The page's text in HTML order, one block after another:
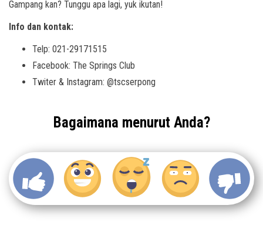
Gampang kan? Tunggu apa lagi, yuk ikutan!
Info dan kontak:
Telp: 021-29171515
Facebook: The Springs Club
Twiter & Instagram: @tscserpong
Bagaimana menurut Anda?